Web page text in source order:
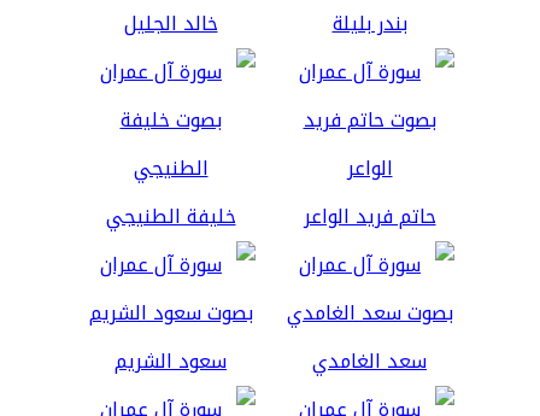
بندر بليلة خالد الجليل
حاتم فريد الواعر خليفة الطنيجي
سعد الغامدي سعود الشريم